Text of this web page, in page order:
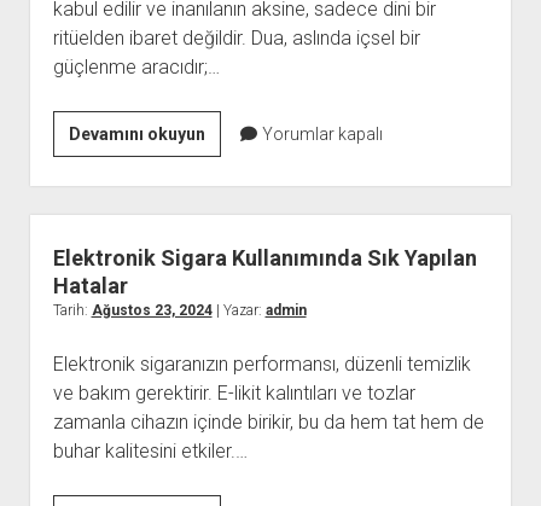
kabul edilir ve inanılanın aksine, sadece dini bir
ritüelden ibaret değildir. Dua, aslında içsel bir
güçlenme aracıdır;…
Devamını okuyunDuaların
Gücü
İnançla
Gelen
Mucizeler
Yorumlar kapalı
Elektronik Sigara Kullanımında Sık Yapılan
Hatalar
Tarih: Ağustos 23, 2024| Yazar: admin
Elektronik sigaranızın performansı, düzenli temizlik
ve bakım gerektirir. E-likit kalıntıları ve tozlar
zamanla cihazın içinde birikir, bu da hem tat hem de
buhar kalitesini etkiler.…